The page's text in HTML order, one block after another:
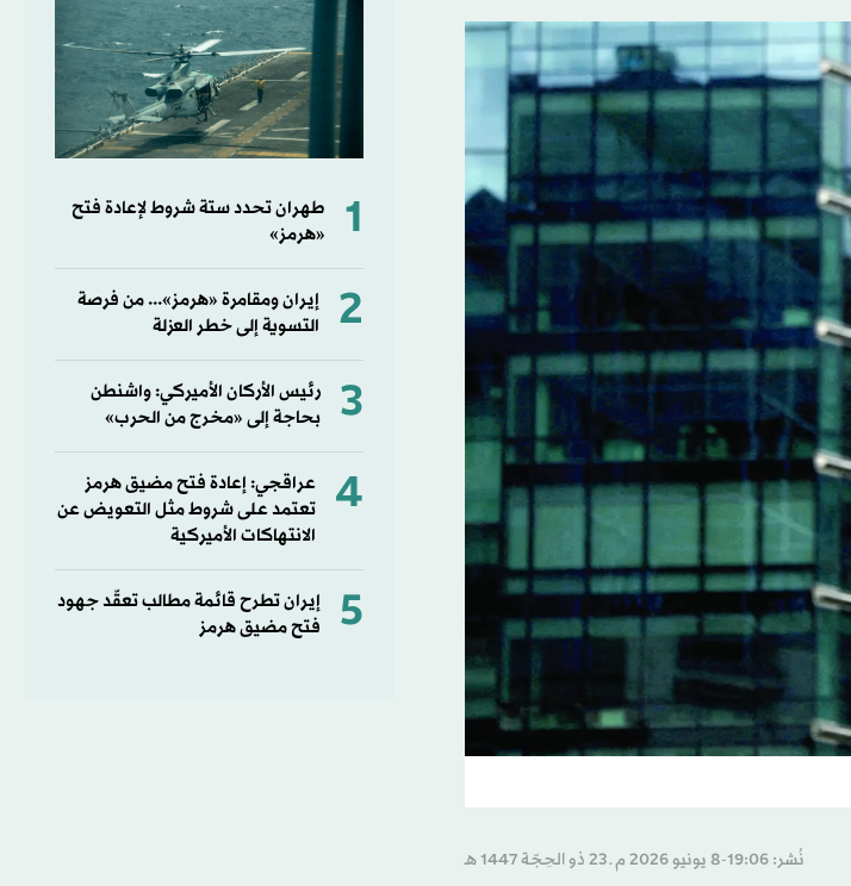
نُشر: 19:06-8 يونيو 2026 م ـ 23 ذو الحِجّة 1447 هـ
1
طهران تحدد ستة شروط لإعادة فتح
«هرمز»
2
إيران ومقامرة «هرمز»... من فرصة
التسوية إلى خطر العزلة
3
رئيس الأركان الأميركي: واشنطن
بحاجة إلى «مخرج من الحرب»
4
عراقجي: إعادة فتح مضيق هرمز
تعتمد على شروط مثل التعويض عن
الانتهاكات الأميركية
5
إيران تطرح قائمة مطالب تعقّد جهود
فتح مضيق هرمز